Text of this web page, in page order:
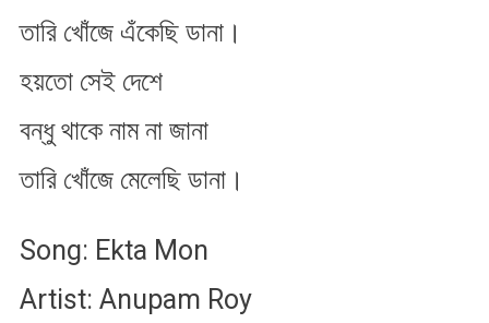
তারি খোঁজে এঁকেছি ডানা।
হ​য়তো সেই দেশে
বন্ধু থাকে নাম না জানা
তারি খোঁজে মেলেছি ডানা।
Song: Ekta Mon
Artist: Anupam Roy